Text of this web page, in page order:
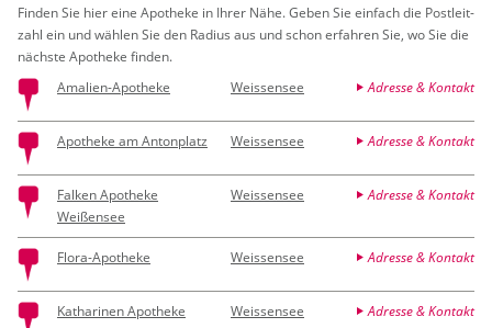
Fin­den Sie hier eine Apo­the­ke in Ihrer Nähe. Geben Sie ein­fach die Post­leit­
zahl ein und wäh­len Sie den Ra­di­us aus und schon er­fah­ren Sie, wo Sie die
nächs­te Apo­the­ke fin­den.
Amalien-Apotheke
Weissensee Adresse & Kontakt
Apotheke am Antonplatz Weissensee Adresse & Kontakt
Falken Apotheke
Weißensee
Weissensee Adresse & Kontakt
Flora-Apotheke Weissensee Adresse & Kontakt
Katharinen Apotheke Weissensee Adresse & Kontakt